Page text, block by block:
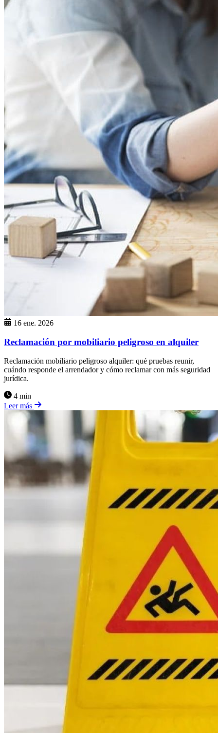
16 ene. 2026
Reclamación por mobiliario peligroso en alquiler
Reclamación mobiliario peligroso alquiler: qué pruebas reunir,
cuándo responde el arrendador y cómo reclamar con más seguridad
jurídica.
4 min
Leer más